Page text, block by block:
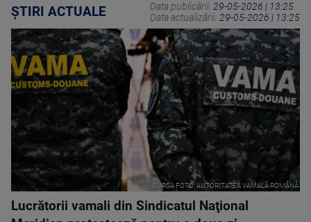
ȘTIRI ACTUALE Data publicării: 29-05-2026 | 13:25
Data actualizării: 29-05-2026 | 13:25
SURSA FOTO: AUTORITATEA VAMALĂ ROMÂNĂ
Lucrătorii vamali din Sindicatul Naţional